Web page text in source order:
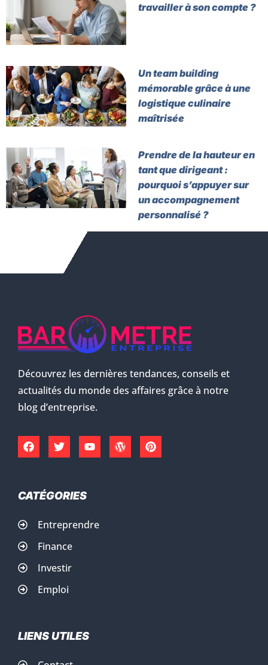
travailler à son compte ?
Un team building
mémorable grâce à une
logistique culinaire
maîtrisée
Prendre de la hauteur en
tant que dirigeant :
pourquoi s’appuyer sur
un accompagnement
personnalisé ?
Découvrez les dernières tendances, conseils et
actualités du monde des affaires grâce à notre
blog d’entreprise.
CATÉGORIES
Entreprendre
Finance
Investir
Emploi
LIENS UTILES